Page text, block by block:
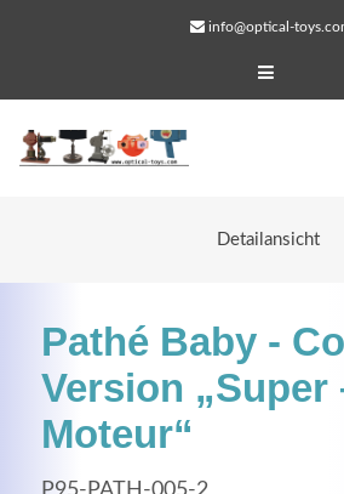
info@optical-
Detailansicht
Pathé Baby -
Version „Super
Moteur“